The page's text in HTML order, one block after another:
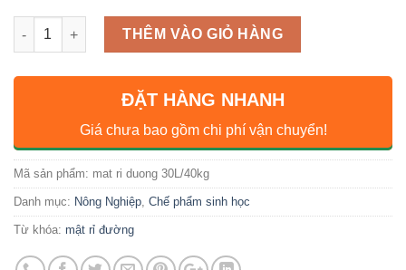
Số lượng THÊM VÀO GIỎ HÀNG
ĐẶT HÀNG NHANH
Giá chưa bao gồm chi phí vận chuyển!
Mã sản phẩm: mat ri duong 30L/40kg
Danh mục: Nông Nghiệp, Chế phẩm sinh học
Từ khóa: mật rỉ đường